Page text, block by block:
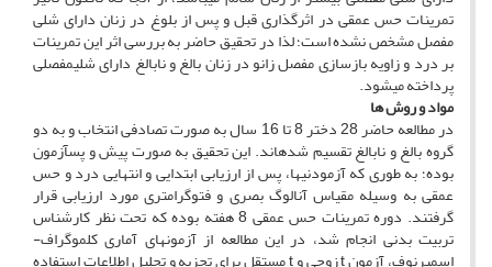
تمرینات حس عمقی در اثرگذاری قبل و پس از بلوغ در زنان دارای شلی
مفصل مشخص نشده است؛ لذا در تحقیق حاضر به بررسی اثر این تمرینات
بر درد و زاویه بازسازی مفصل زانو در زنان بالغ و نابالغ دارای شلی­مفصلی
پرداخته می­شود.
مواد و روش ­ها
در مطالعه حاضر 28 دختر 8 تا 16 سال به صورت تصادفی انتخاب و به دو
گروه بالغ و نابالغ تقسیم شده­اند. این تحقیق به صورت پیش و پس­آزمون
بوده؛ به طوری که آزمودنی­ها، پس از ارزیابی ابتدایی و انتهایی درد و حس
عمقی به وسیله مقیاس آنالوگ بصری و فتوگرامتری مورد ارزیابی قرار
گرفتند. دوره تمرینات حس عمقی 8 هفته بوده که تحت نظر کارشناس
تربیت بدنی انجام شد، در این مطالعه از آزمون­های آماری کلموگراف-
اسمیرنوف، آزمون t زوجی و t مستقل برای تجزیه و تحلیل اطلاعات استفاده